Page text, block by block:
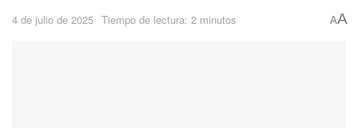
4 de julio de 2025 Tiempo de lectura: 2 minutos AA